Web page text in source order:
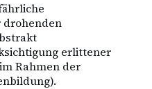
drohenden
erlittener
Rahmen der